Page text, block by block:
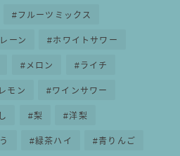
フルーツミックス
ーン ホワイトサワー
メロン ライチ
レモン ワインサワー
梨 洋梨
緑茶ハイ 青りんご